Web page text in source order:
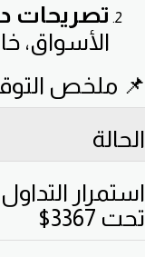
تصريحات
الأسواق،
📌 ملخص
الحالة
استمرار التداول
تحت 3367$